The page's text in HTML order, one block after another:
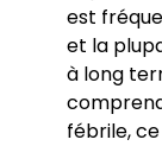
est
et la
à long
fébrile,